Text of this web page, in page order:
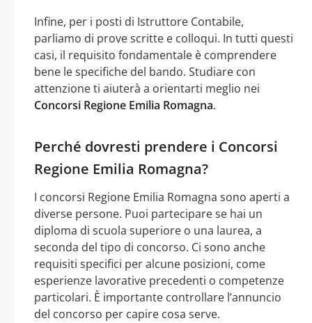
Infine, per i posti di Istruttore Contabile,
parliamo di prove scritte e colloqui. In tutti questi
casi, il requisito fondamentale è comprendere
bene le specifiche del bando. Studiare con
attenzione ti aiuterà a orientarti meglio nei
Concorsi Regione Emilia Romagna.
Perché dovresti prendere i Concorsi
Regione Emilia Romagna?
I concorsi Regione Emilia Romagna sono aperti a
diverse persone. Puoi partecipare se hai un
diploma di scuola superiore o una laurea, a
seconda del tipo di concorso. Ci sono anche
requisiti specifici per alcune posizioni, come
esperienze lavorative precedenti o competenze
particolari. È importante controllare l’annuncio
del concorso per capire cosa serve.